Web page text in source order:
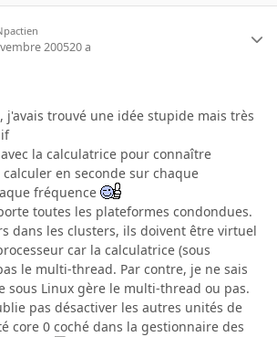
200520 a
j'avais trouvé une idée stupide mais très
la calculatrice pour connaître
en seconde sur chaque
fréquence
toutes les plateformes condondues.
dans les clusters, ils doivent être virtuel
car la calculatrice (sous
le multi-thread. Par contre, je ne sais
sous Linux gère le multi-thread ou pas.
pas désactiver les autres unités de
core 0 coché dans la gestionnaire des